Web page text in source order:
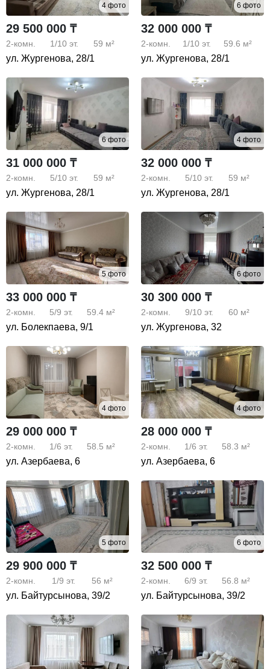
4 фото
29 500 000 ₸
2-комн. 1/10 эт. 59 м²
ул. Жургенова, 28/1
6 фото
32 000 000 ₸
2-комн. 1/10 эт. 59.6 м²
ул. Жургенова, 28/1
6 фото
31 000 000 ₸
2-комн. 5/10 эт. 59 м²
ул. Жургенова, 28/1
4 фото
32 000 000 ₸
2-комн. 5/10 эт. 59 м²
ул. Жургенова, 28/1
5 фото
33 000 000 ₸
2-комн. 5/9 эт. 59.4 м²
ул. Болекпаева, 9/1
6 фото
30 300 000 ₸
2-комн. 9/10 эт. 60 м²
ул. Жургенова, 32
4 фото
29 000 000 ₸
2-комн. 1/6 эт. 58.5 м²
ул. Азербаева, 6
4 фото
28 000 000 ₸
2-комн. 1/6 эт. 58.3 м²
ул. Азербаева, 6
5 фото
29 900 000 ₸
2-комн. 1/9 эт. 56 м²
ул. Байтурсынова, 39/2
6 фото
32 500 000 ₸
2-комн. 6/9 эт. 56.8 м²
ул. Байтурсынова, 39/2